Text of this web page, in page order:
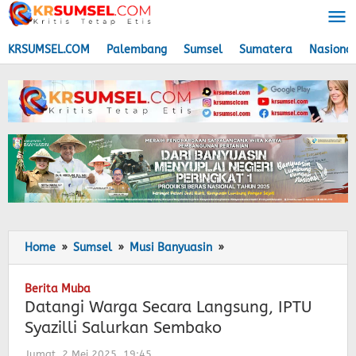
Lewati
ke
konten
KRSUMSEL.COM Palembang Sumsel Sumatera Nasional
Home » Sumsel » Musi Banyuasin »
Warga
IPTU
Berita Muba
Datangi Warga Secara Langsung, IPTU
Syazilli Salurkan Sembako
Jumat, 2 Mei 2025, 19:45